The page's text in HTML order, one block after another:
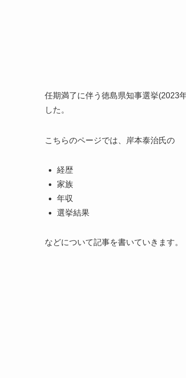
任期満了に伴う徳島県知事選挙(2023
した。
こちらのページでは、岸本泰治氏の
経歴
家族
年収
選挙結果
などについて記事を書いていきます。